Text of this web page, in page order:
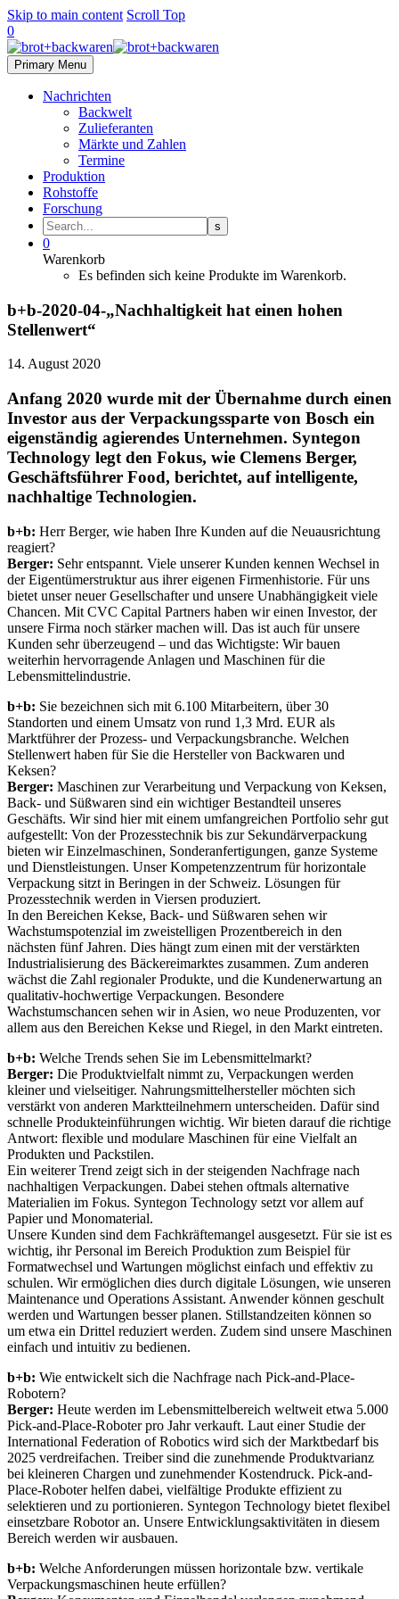
Skip to main content Scroll Top
0
Primary Menu
Nachrichten
Backwelt
Zulieferanten
Märkte und Zahlen
Termine
Produktion
Rohstoffe
Forschung
0
Warenkorb
Es befinden sich keine Produkte im Warenkorb.
b+b-2020-04-„Nachhaltigkeit hat einen hohen
Stellenwert“
14. August 2020
Anfang 2020 wurde mit der Übernahme durch einen
Investor aus der Verpackungssparte von Bosch ein
eigenständig agierendes Unternehmen. Syntegon
Technology legt den Fokus, wie Clemens Berger,
Geschäftsführer Food, berichtet, auf intelligente,
nachhaltige Technologien.
b+b: Herr Berger, wie haben Ihre Kunden auf die Neuausrichtung
reagiert?
Berger: Sehr entspannt. Viele unserer Kunden kennen Wechsel in
der Eigentümerstruktur aus ihrer eigenen Firmenhistorie. Für uns
bietet unser neuer Gesellschafter und unsere Unabhängigkeit viele
Chancen. Mit CVC Capital Partners haben wir einen Investor, der
unsere Firma noch stärker machen will. Das ist auch für unsere
Kunden sehr überzeugend – und das Wichtigste: Wir bauen
weiterhin hervorragende Anlagen und Maschinen für die
Lebensmittelindustrie.
b+b: Sie bezeichnen sich mit 6.100 Mitarbeitern, über 30
Standorten und einem Umsatz von rund 1,3 Mrd. EUR als
Marktführer der Prozess- und Verpackungsbranche. Welchen
Stellenwert haben für Sie die Hersteller von Backwaren und
Keksen?
Berger: Maschinen zur Verarbeitung und Verpackung von Keksen,
Back- und Süßwaren sind ein wichtiger Bestandteil unseres
Geschäfts. Wir sind hier mit einem umfangreichen Portfolio sehr gut
aufgestellt: Von der Prozesstechnik bis zur Sekundärverpackung
bieten wir Einzelmaschinen, Sonderanfertigungen, ganze Systeme
und Dienstleistungen. Unser Kompetenzzentrum für horizontale
Verpackung sitzt in Beringen in der Schweiz. Lösungen für
Prozesstechnik werden in Viersen produziert.
In den Bereichen Kekse, Back- und Süßwaren sehen wir
Wachstumspotenzial im zweistelligen Prozentbereich in den
nächsten fünf Jahren. Dies hängt zum einen mit der verstärkten
Industrialisierung des Bäckereimarktes zusammen. Zum anderen
wächst die Zahl regionaler Produkte, und die Kundenerwartung an
qualitativ-hochwertige Verpackungen. Besondere
Wachstumschancen sehen wir in Asien, wo neue Produzenten, vor
allem aus den Bereichen Kekse und Riegel, in den Markt eintreten.
b+b: Welche Trends sehen Sie im Lebensmittelmarkt?
Berger: Die Produktvielfalt nimmt zu, Verpackungen werden
kleiner und vielseitiger. Nahrungsmittelhersteller möchten sich
verstärkt von anderen Marktteilnehmern unterscheiden. Dafür sind
schnelle Produkteinführungen wichtig. Wir bieten darauf die richtige
Antwort: flexible und modulare Maschinen für eine Vielfalt an
Produkten und Packstilen.
Ein weiterer Trend zeigt sich in der steigenden Nachfrage nach
nachhaltigen Verpackungen. Dabei stehen oftmals alternative
Materialien im Fokus. Syntegon Technology setzt vor allem auf
Papier und Monomaterial.
Unsere Kunden sind dem Fachkräftemangel ausgesetzt. Für sie ist es
wichtig, ihr Personal im Bereich Produktion zum Beispiel für
Formatwechsel und Wartungen möglichst einfach und effektiv zu
schulen. Wir ermöglichen dies durch digitale Lösungen, wie unseren
Maintenance und Operations Assistant. Anwender können geschult
werden und Wartungen besser planen. Stillstandzeiten können so
um etwa ein Drittel reduziert werden. Zudem sind unsere Maschinen
einfach und intuitiv zu bedienen.
b+b: Wie entwickelt sich die Nachfrage nach Pick-and-Place-
Robotern?
Berger: Heute werden im Lebensmittelbereich weltweit etwa 5.000
Pick-and-Place-Roboter pro Jahr verkauft. Laut einer Studie der
International Federation of Robotics wird sich der Marktbedarf bis
2025 verdreifachen. Treiber sind die zunehmende Produktvarianz
bei kleineren Chargen und zunehmender Kostendruck. Pick-and-
Place-Roboter helfen dabei, vielfältige Produkte effizient zu
selektieren und zu portionieren. Syntegon Technology bietet flexibel
einsetzbare Robotor an. Unsere Entwicklungsaktivitäten in diesem
Bereich werden wir ausbauen.
b+b: Welche Anforderungen müssen horizontale bzw. vertikale
Verpackungsmaschinen heute erfüllen?